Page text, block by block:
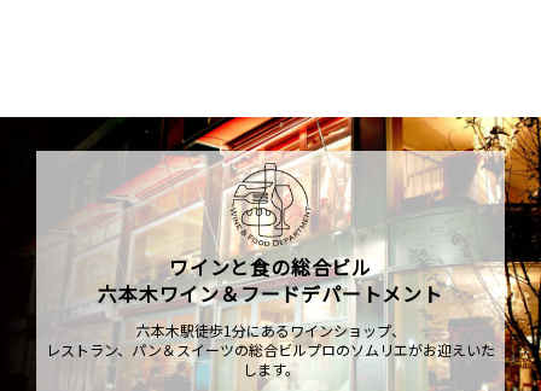
ワインと食の総合ビル
六本木ワイン＆フードデパートメント
六本木駅徒歩1分にあるワインショップ、
レストラン、パン＆スイーツの総合ビルプロのソムリエがお迎えいた
します。